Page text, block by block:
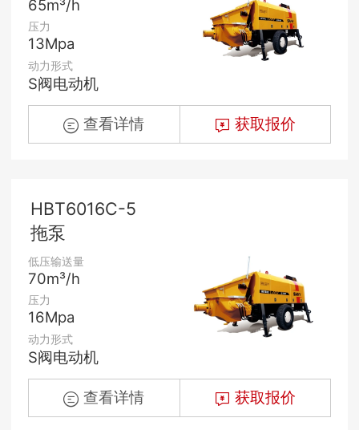
65m³/h
压力
13Mpa
动力形式
S阀电动机
查看详情 获取报价
HBT6016C-5
拖泵
低压输送量
70m³/h
压力
16Mpa
动力形式
S阀电动机
查看详情 获取报价